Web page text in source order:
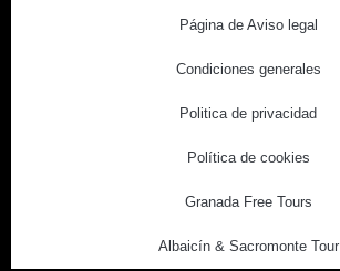
Página de Aviso legal
Condiciones generales
Politica de privacidad
Política de cookies
Granada Free Tours
Albaicín & Sacromonte Tour